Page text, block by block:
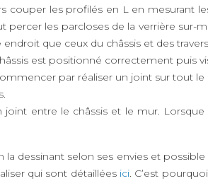
couper les profilés en L en mesurant
percer les parcloses de la verrière
que ceux du châssis et des
est positionné correctement puis
par réaliser un joint sur tout
joint entre le châssis et le mur.
dessinant selon ses envies et
qui sont détaillées ici. C’est